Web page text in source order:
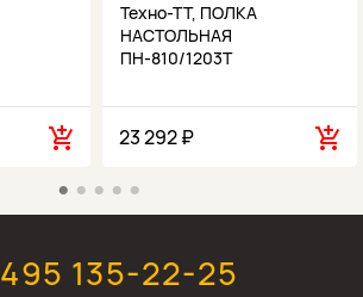
Техно-ТТ, ПОЛКА
НАСТОЛЬНАЯ
ПН-810/1203Т
23 292 ₽
135-22-25